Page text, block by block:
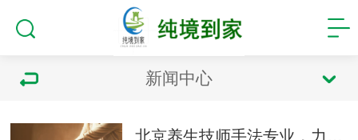
新闻中心
北京养生技师手法专业，力度适中，让人倍感舒适